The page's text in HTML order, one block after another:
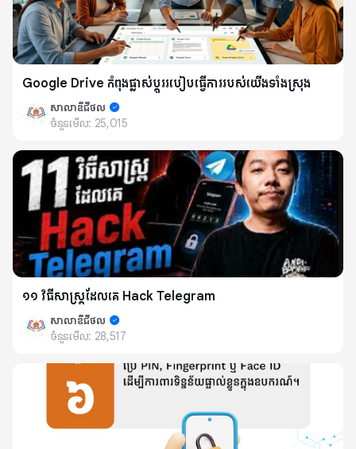
Google Drive កំពុងផ្លាស់ប្តូររបៀបធ្វើការរបស់យើងទាំងស្រុង
សាលាឌីជីថល
ចំនួនមើល: 25,015
១១ វិធីសាស្រ្តដែលគេ Hack Telegram
សាលាឌីជីថល
ចំនួនមើល: 28,517